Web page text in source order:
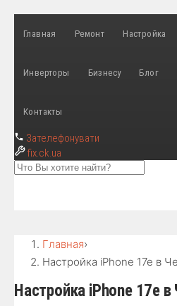
Главная Ремонт Настройка
Инверторы Бизнесу Блог
Контакты
Зателефонувати
fix.ck.ua
Главная›
Настройка iPhone 17e в
Настройка iPhone 17e в